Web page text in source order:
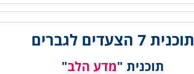
תוכנית 7 הצעדים לגברים
תוכנית "מדע הלב"